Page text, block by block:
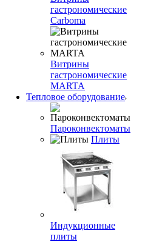
гастрономические
Carboma
Витрины
гастрономические
MARTA
Тепловое оборудование
Пароконвектоматы
Плиты
Индукционные
плиты